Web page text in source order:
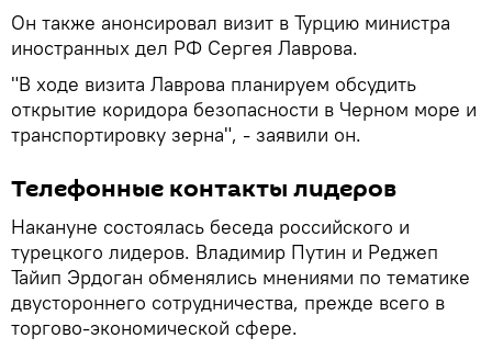
Он также анонсировал визит в Турцию министра
иностранных дел РФ Сергея Лаврова.
"В ходе визита Лаврова планируем обсудить
открытие коридора безопасности в Черном море и
транспортировку зерна", - заявили он.
Телефонные контакты лидеров
Накануне состоялась беседа российского и
турецкого лидеров. Владимир Путин и Реджеп
Тайип Эрдоган обменялись мнениями по тематике
двустороннего сотрудничества, прежде всего в
торгово-экономической сфере.